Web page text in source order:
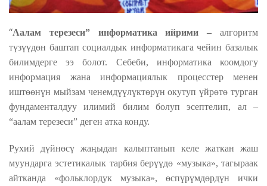
“Аалам терезеси” информатика ийрими – алгоритм
түзүүдөн баштап социалдык информатикага чейин базалык
билимдерге ээ болот. Себеби, информатика коомдогу
информация жана информациялык процесстер менен
иштөөнүн мыйзам ченемдүүлүктөрүн окутуп үйрөтө турган
фундаменталдуу илимий билим болуп эсептелип, ал –
“аалам терезеси” деген атка конду.
Рухий дүйнөсү жаңыдан калыптанып келе жаткан жаш
муундарга эстетикалык тарбия берүүдө «музыка», тагыраак
айтканда «фольклордук музыка», өспүрүмдөрдүн ички